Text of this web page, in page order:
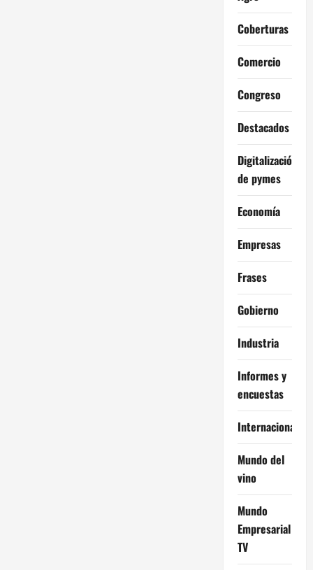
Coberturas
Comercio
Congreso
Destacados
Digitalización
de pymes
Economía
Empresas
Frases
Gobierno
Industria
Informes y
encuestas
Internacional
Mundo del
vino
Mundo
Empresarial
TV